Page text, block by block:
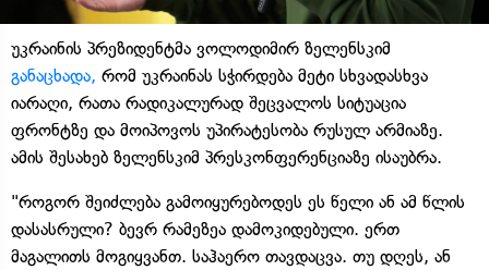
უკრაინის პრეზიდენტმა ვოლოდიმირ ზელენსკიმ
განაცხადა, რომ უკრაინას სჭირდება მეტი სხვადასხვა
იარაღი, რათა რადიკალურად შეცვალოს სიტუაცია
ფრონტზე და მოიპოვოს უპირატესობა რუსულ არმიაზე.
ამის შესახებ ზელენსკიმ პრესკონფერენციაზე ისაუბრა.
"როგორ შეიძლება გამოიყურებოდეს ეს წელი ან ამ წლის
დასასრული? ბევრ რამეზეა დამოკიდებული. ერთ
მაგალითს მოგიყვანთ. საჰაერო თავდაცვა. თუ დღეს, ან